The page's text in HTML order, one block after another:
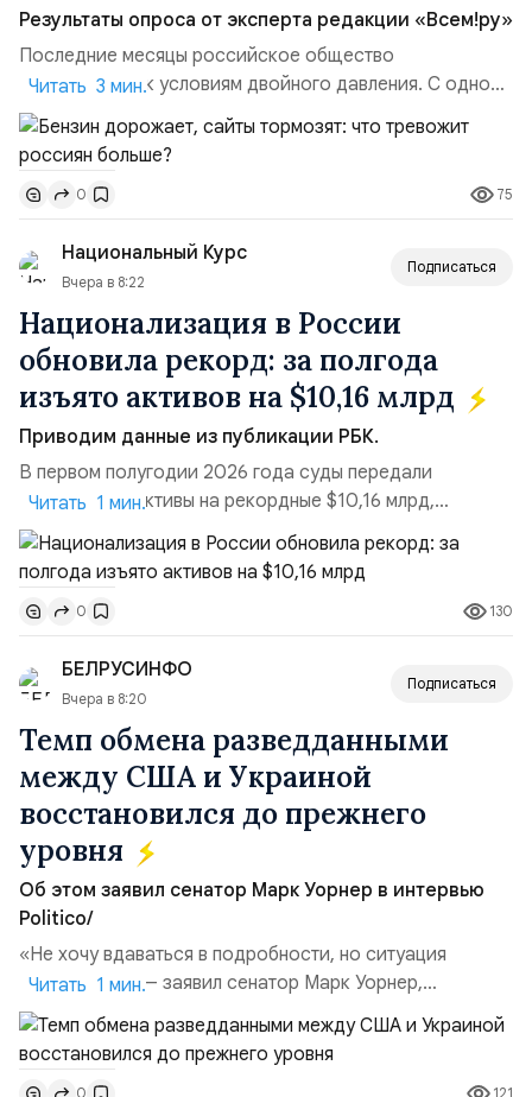
Результаты опроса от эксперта редакции «Всем!ру»
Последние месяцы российское общество
адаптируется к условиям двойного давления. С одной
стороны, происходит рост цен на товары первой
необходимости, инфляция и локальные сбои в
поставках бензина. А с другой – технологическая
турбулентность: перебои в работе интернета,
блокировки сайтов, необходимость осваивать VPN и
российские платформы.Что из этого бье...
Читать 3 мин.
0 75
Национальный Курс
Вчера в 8:22
Подписаться
Национализация в России
обновила рекорд: за полгода
изъято активов на $10,16 млрд
Приводим данные из публикации РБК.
В первом полугодии 2026 года суды передали
государству активы на рекордные $10,16 млрд,
подсчитали аналитики AK&M. Это в 2,5 раза больше,
чем за аналогичный период 2025 года ($3,95 млрд).
Всего зафиксировано 15 национализационных
транзакций, которые обеспечили 42,2% денежного
объёма всего российского рынка слияний и
поглощений. Крупнейшей ...
Читать 1 мин.
0 130
БЕЛРУСИНФО
Вчера в 8:20
Подписаться
Темп обмена разведданными
между США и Украиной
восстановился до прежнего
уровня
Об этом заявил сенатор Марк Уорнер в интервью
Politico/
«Не хочу вдаваться в подробности, но ситуация
улучшилась», — заявил сенатор Марк Уорнер,
высокопоставленный член комитета по разведке,
добавив, что использование Украиной беспилотников и
ракет большой дальности позволило ей наносить
Читать 1 мин.
0 121